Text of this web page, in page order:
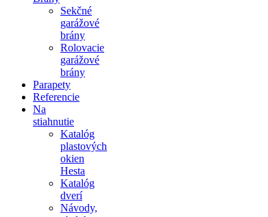
Sekčné
garážové
brány
Rolovacie
garážové
brány
Parapety
Referencie
Na
stiahnutie
Katalóg
plastových
okien
Hesta
Katalóg
dverí
Návody,